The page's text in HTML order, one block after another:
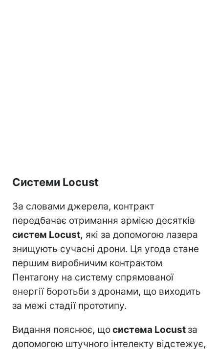
Системи Locust
За словами джерела, контракт
передбачає отримання армією десятків
систем Locust, які за допомогою лазера
знищують сучасні дрони. Ця угода стане
першим виробничим контрактом
Пентагону на систему спрямованої
енергії боротьби з дронами, що виходить
за межі стадії прототипу.
Видання пояснює, щосистема Locust за
допомогою штучного інтелекту відстежує,